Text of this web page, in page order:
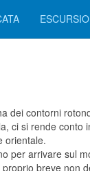
dei contorni
ci si rende
orientale.
per arrivare sul
breve non